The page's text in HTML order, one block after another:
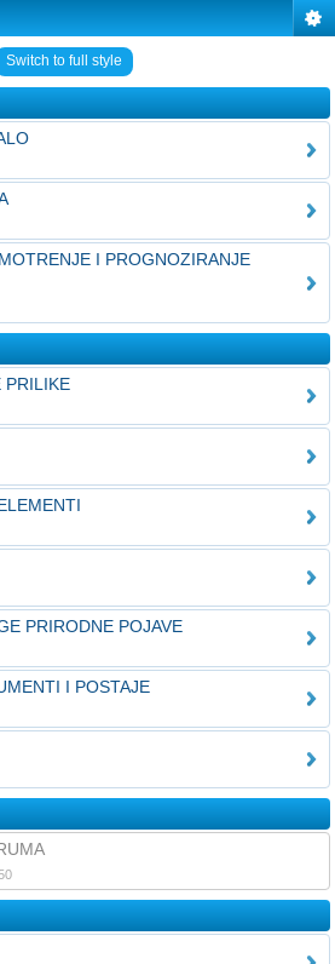
Switch to full style
I PROGNOZIRANJE
PRILIKE
PRIRODNE POJAVE
I POSTAJE